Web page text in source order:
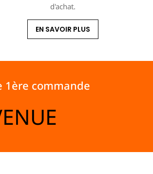
d'achat.
EN SAVOIR PLUS
1ère commande